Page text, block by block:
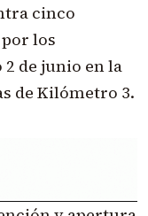
cinco
los
de junio en la
de Kilómetro 3.